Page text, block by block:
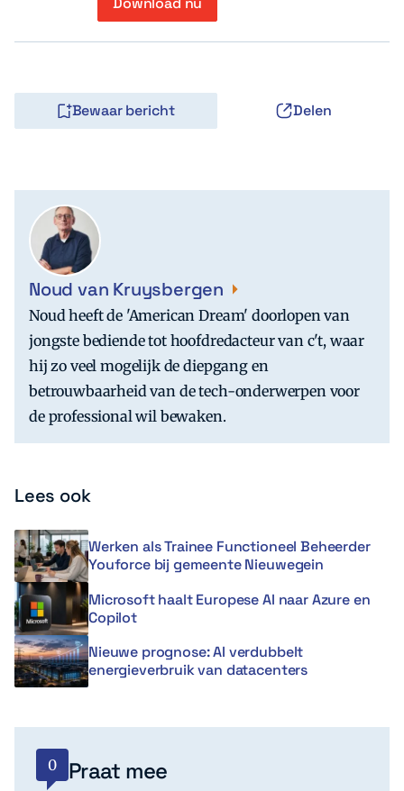
Bewaar bericht Delen
Noud van Kruysbergen
Noud heeft de 'American Dream' doorlopen van
jongste bediende tot hoofdredacteur van c't, waar
hij zo veel mogelijk de diepgang en
betrouwbaarheid van de tech-onderwerpen voor
de professional wil bewaken.
Lees ook
Werken als Trainee Functioneel Beheerder
Youforce bij gemeente Nieuwegein
Microsoft haalt Europese AI naar Azure en
Copilot
Nieuwe prognose: AI verdubbelt
energieverbruik van datacenters
0 Praat mee